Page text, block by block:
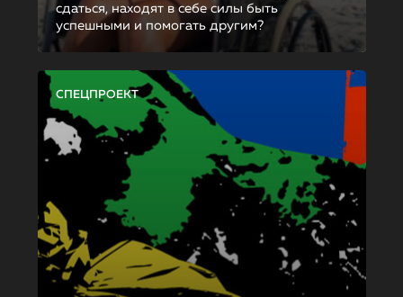
сдаться, находят в себе силы быть
успешными и помогать другим?
СПЕЦПРОЕКТ